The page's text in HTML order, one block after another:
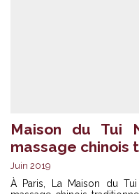
Maison du Tui
massage chinois
Juin 2019
À Paris, La Maison du